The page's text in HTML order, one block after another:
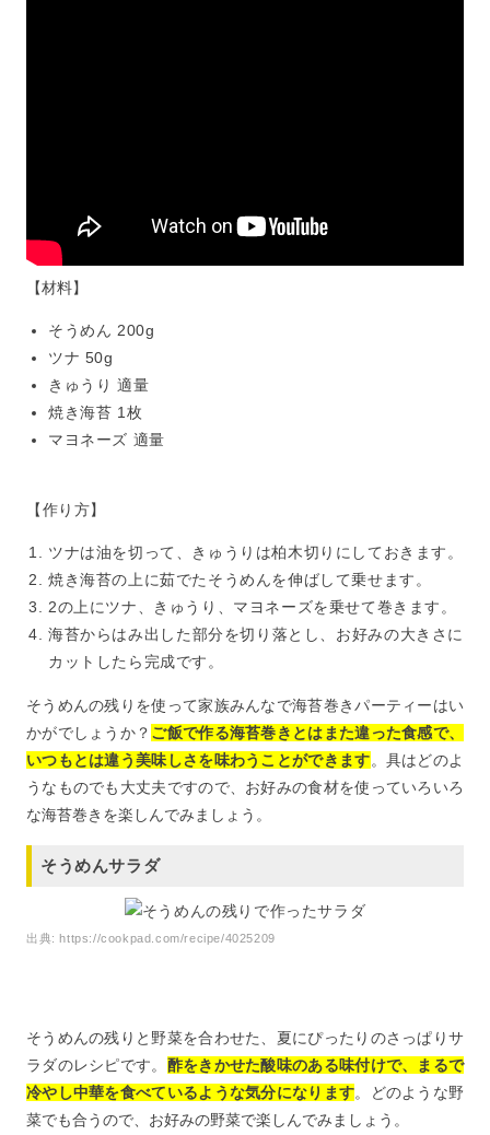
【材料】
そうめん 200g
ツナ 50g
きゅうり 適量
焼き海苔 1枚
マヨネーズ 適量
【作り方】
ツナは油を切って、きゅうりは柏木切りにしておきます。
焼き海苔の上に茹でたそうめんを伸ばして乗せます。
2の上にツナ、きゅうり、マヨネーズを乗せて巻きます。
海苔からはみ出した部分を切り落とし、お好みの大きさに
カットしたら完成です。
そうめんの残りを使って家族みんなで海苔巻きパーティーはい
かがでしょうか？ ご飯で作る海苔巻きとはまた違った食感で、
いつもとは違う美味しさを味わうことができます。具はどのよ
うなものでも大丈夫ですので、お好みの食材を使っていろいろ
な海苔巻きを楽しんでみましょう。
そうめんサラダ
出典:https://cookpad.com/recipe/4025209
そうめんの残りと野菜を合わせた、夏にぴったりのさっぱりサ
ラダのレシピです。 酢をきかせた酸味のある味付けで、まるで
冷やし中華を食べているような気分になります。どのような野
菜でも合うので、お好みの野菜で楽しんでみましょう。